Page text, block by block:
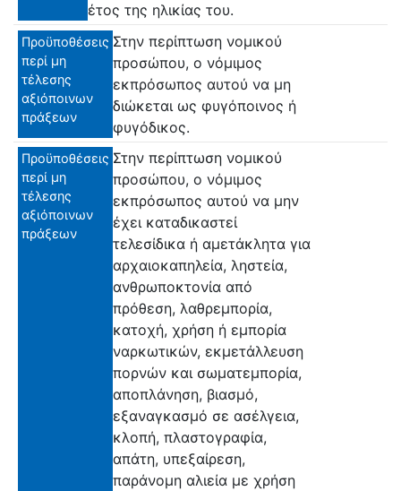
έτος της ηλικίας του.
Προϋποθέσεις
περί μη
τέλεσης
αξιόποινων
πράξεων
Στην περίπτωση νομικού
προσώπου, ο νόμιμος
εκπρόσωπος αυτού να μη
διώκεται ως φυγόποινος ή
φυγόδικος.
Προϋποθέσεις
περί μη
τέλεσης
αξιόποινων
πράξεων
Στην περίπτωση νομικού
προσώπου, ο νόμιμος
εκπρόσωπος αυτού να μην
έχει καταδικαστεί
τελεσίδικα ή αμετάκλητα για
αρχαιοκαπηλεία, ληστεία,
ανθρωποκτονία από
πρόθεση, λαθρεμπορία,
κατοχή, χρήση ή εμπορία
ναρκωτικών, εκμετάλλευση
πορνών και σωματεμπορία,
αποπλάνηση, βιασμό,
εξαναγκασμό σε ασέλγεια,
κλοπή, πλαστογραφία,
απάτη, υπεξαίρεση,
παράνομη αλιεία με χρήση